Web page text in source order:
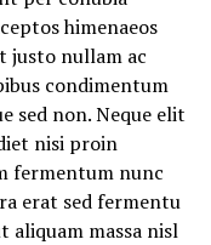
himenaeos
justo nullam ac
condimentum
sed non. Neque elit
nisi proin
fermentum nunc
erat sed fermentu
aliquam massa nisl